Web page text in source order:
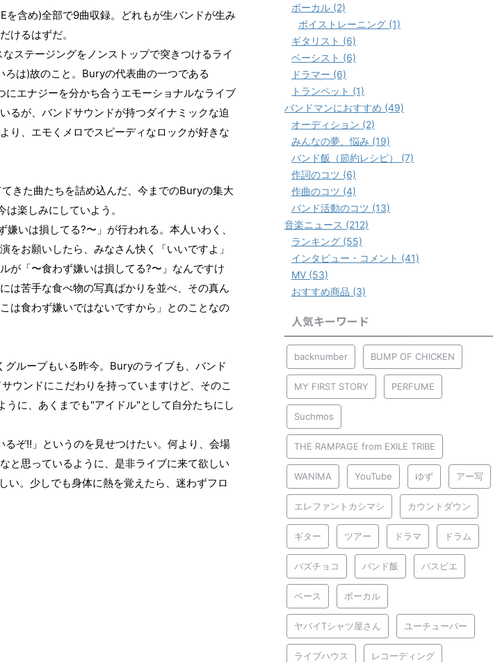
を含め)全部で9曲収録。どれもが生バンドが生み
けるはずだ。
ステージングをノンストップで突きつけるライ
ろは)故のこと。 Buryの代表曲の一つである
エナジーを分かち合うエモーショナルなライブ
るが、バンドサウンドが持つダイナミックな迫
り、エモくメロでスピーディなロックが好きな
きた曲たちを詰め込んだ、今までのBuryの集大
楽しみにしていよう。
嫌いは損してる?〜」が行われる。本人いわく、
をお願いしたら、みなさん快く「いいですよ」
が「〜食わず嫌いは損してる?〜」なんですけ
は苦手な食べ物の写真ばかりを並べ、その真ん
は食わず嫌いではないですから」とのことなの
ループもいる昨今。 Buryのライブも、バンド
ウンドにこだわりを持っていますけど、そのこ
うに、あくまでも"アイドル"として自分たちにし
るぞ!! 」というのを見せつけたい。何より、会場
と思っているように、是非ライブに来て欲しい
い。少しでも身体に熱を覚えたら、迷わずフロ
ボーカル (2)
ボイストレーニング (1)
ギタリスト (6)
ベーシスト (6)
ドラマー (6)
トランペット (1)
バンドマンにおすすめ (49)
オーディション (2)
みんなの夢、悩み (19)
バンド飯（節約レシピ） (7)
作詞のコツ (6)
作曲のコツ (4)
バンド活動のコツ (13)
音楽ニュース (212)
ランキング (55)
インタビュー・コメント (41)
MV (53)
おすすめ商品 (3)
人気キーワード
backnumber BUMP OF CHICKEN
MY FIRST STORY PERFUME
Suchmos
THE RAMPAGE from EXILE TRIBE
WANIMA YouTube ゆず アー写
エレファントカシマシ カウントダウン
ギター ツアー ドラマ ドラム
バズチョコ バンド飯 パスピエ
ベース ボーカル
ヤバイTシャツ屋さん ユーチューバー
ライブハウス レコーディング